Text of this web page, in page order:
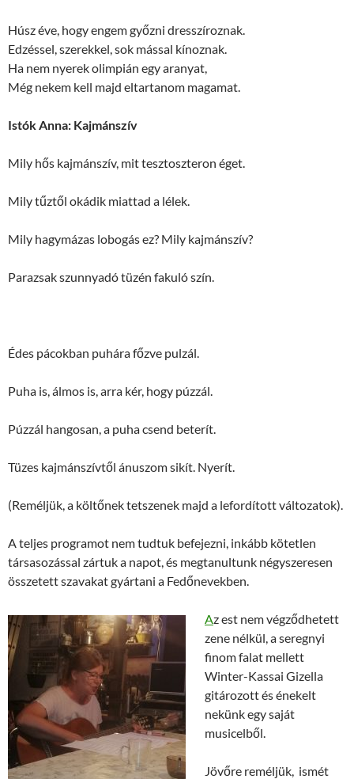
Húsz éve, hogy engem győzni dresszíroznak.
Edzéssel, szerekkel, sok mással kínoznak.
Ha nem nyerek olimpián egy aranyat,
Még nekem kell majd eltartanom magamat.
Istók Anna: Kajmánszív
Mily hős kajmánszív, mit tesztoszteron éget.
Mily tűztől okádik miattad a lélek.
Mily hagymázas lobogás ez? Mily kajmánszív?
Parazsak szunnyadó tüzén fakuló szín.
Édes pácokban puhára főzve pulzál.
Puha is, álmos is, arra kér, hogy púzzál.
Púzzál hangosan, a puha csend beterít.
Tüzes kajmánszívtől ánuszom sikít. Nyerít.
(Reméljük, a költőnek tetszenek majd a lefordított változatok).
A teljes programot nem tudtuk befejezni, inkább kötetlen
társasozással zártuk a napot, és megtanultunk négyszeresen
összetett szavakat gyártani a Fedőnevekben.
Az est nem végződhetett
zene nélkül, a seregnyi
finom falat mellett
Winter-Kassai Gizella
gitározott és énekelt
nekünk egy saját
musicelből.
Jövőre reméljük, ismét